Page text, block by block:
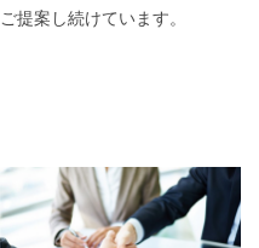
ご提案し続けています。